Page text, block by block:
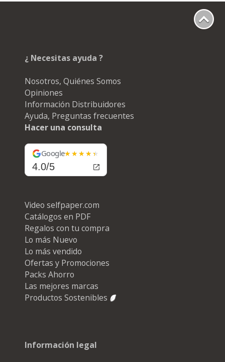
¿ Necesitas ayuda ?
Nosotros, Quiénes Somos
Opiniones
Información Distribuidores
Ayuda, Preguntas frecuentes
Hacer una consulta
Google
4.0/5
Video selfpaper.com
Catálogos en PDF
Regalos con tu compra
Lo más Nuevo
Lo más vendido
Ofertas y Promociones
Packs Ahorro
Las mejores marcas
Productos Sostenibles
Información legal